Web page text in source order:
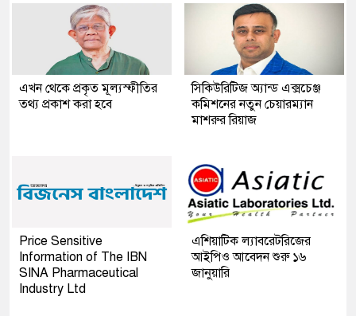
এখন থেকে প্রকৃত মূল্যস্ফীতির
তথ্য প্রকাশ করা হবে
সিকিউরিটিজ অ্যান্ড এক্সচেঞ্জ
কমিশনের নতুন চেয়ারম্যান
মাশরুর রিয়াজ
Price Sensitive
Information of The IBN
SINA Pharmaceutical
Industry Ltd
এশিয়াটিক ল্যাবরেটরিজের
আইপিও আবেদন শুরু ১৬
জানুয়ারি